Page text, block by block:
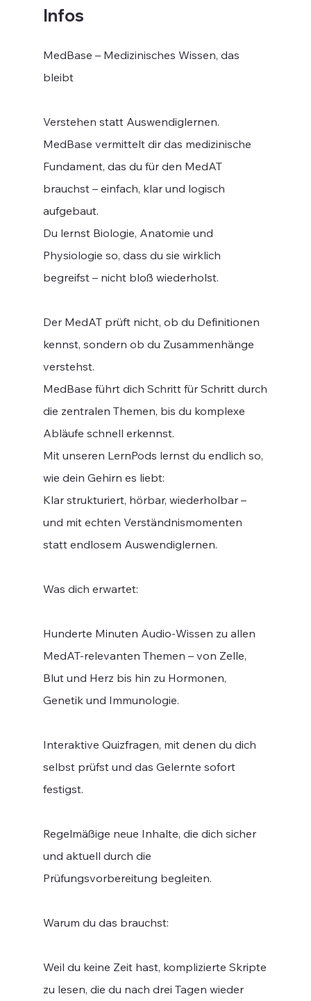
Infos
MedBase – Medizinisches Wissen, das
bleibt
Verstehen statt Auswendiglernen.
MedBase vermittelt dir das medizinische
Fundament, das du für den MedAT
brauchst – einfach, klar und logisch
aufgebaut.
Du lernst Biologie, Anatomie und
Physiologie so, dass du sie wirklich
begreifst – nicht bloß wiederholst.
Der MedAT prüft nicht, ob du Definitionen
kennst, sondern ob du Zusammenhänge
verstehst.
MedBase führt dich Schritt für Schritt durch
die zentralen Themen, bis du komplexe
Abläufe schnell erkennst.
Mit unseren LernPods lernst du endlich so,
wie dein Gehirn es liebt:
Klar strukturiert, hörbar, wiederholbar –
und mit echten Verständnismomenten
statt endlosem Auswendiglernen.
Was dich erwartet:
Hunderte Minuten Audio-Wissen zu allen
MedAT-relevanten Themen – von Zelle,
Blut und Herz bis hin zu Hormonen,
Genetik und Immunologie.
Interaktive Quizfragen, mit denen du dich
selbst prüfst und das Gelernte sofort
festigst.
Regelmäßige neue Inhalte, die dich sicher
und aktuell durch die
Prüfungsvorbereitung begleiten.
Warum du das brauchst:
Weil du keine Zeit hast, komplizierte Skripte
zu lesen, die du nach drei Tagen wieder